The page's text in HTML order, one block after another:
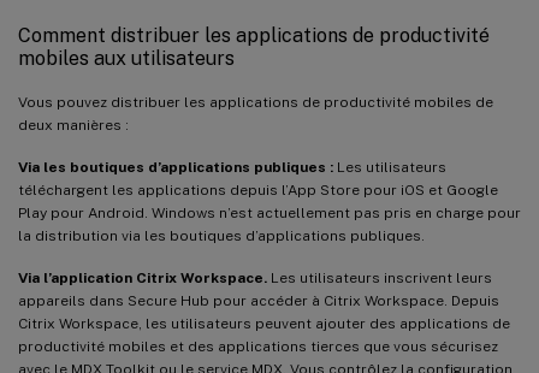
Comment distribuer les applications de productivité
mobiles aux utilisateurs
Vous pouvez distribuer les applications de productivité mobiles de
deux manières :
Via les boutiques d’applications publiques : Les utilisateurs
téléchargent les applications depuis l’App Store pour iOS et Google
Play pour Android. Windows n’est actuellement pas pris en charge pour
la distribution via les boutiques d’applications publiques.
Via l’application Citrix Workspace. Les utilisateurs inscrivent leurs
appareils dans Secure Hub pour accéder à Citrix Workspace. Depuis
Citrix Workspace, les utilisateurs peuvent ajouter des applications de
productivité mobiles et des applications tierces que vous sécurisez
avec le MDX Toolkit ou le service MDX. Vous contrôlez la configuration